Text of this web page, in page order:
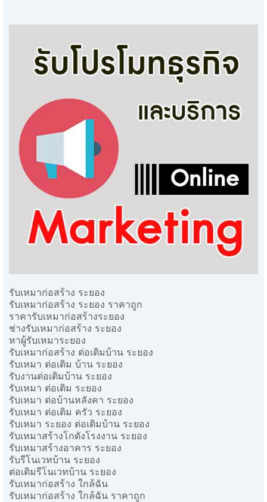
รับเหมาก่อสร้าง ระยอง
รับเหมาก่อสร้าง ระยอง ราคาถูก
ราคารับเหมาก่อสร้างระยอง
ช่างรับเหมาก่อสร้าง ระยอง
หาผู้รับเหมาระยอง
รับเหมาก่อสร้าง ต่อเติมบ้าน ระยอง
รับเหมา ต่อเติม บ้าน ระยอง
รับงานต่อเติมบ้าน ระยอง
รับเหมา ต่อเติม ระยอง
รับเหมา ต่อบ้านหลังคา ระยอง
รับเหมา ต่อเติม ครัว ระยอง
รับเหมา ระยอง ต่อเติมบ้าน ระยอง
รับเหมาสร้างโกดังโรงงาน ระยอง
รับเหมาสร้างอาคาร ระยอง
รับรีโนเวทบ้าน ระยอง
ต่อเติมรีโนเวทบ้าน ระยอง
รับเหมาก่อสร้าง ใกล้ฉัน
รับเหมาก่อสร้าง ใกล้ฉัน ราคาถูก